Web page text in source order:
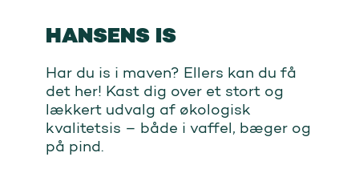
HANSENS IS
Har du is i maven? Ellers kan du få
det her! Kast dig over et stort og
lækkert udvalg af økologisk
kvalitetsis – både i vaffel, bæger og
på pind.